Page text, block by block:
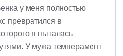
у меня полностью
превратился в
я пыталась
У мужа темперамент